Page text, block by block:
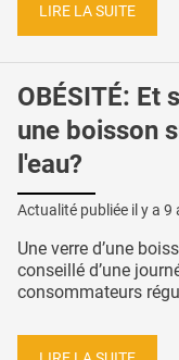
LIRE LA SUITE
OBÉSITÉ: Et
une boisson
l'eau?
Actualité publiée il y a 9
Une verre d’une
conseillé d’une
consommateurs